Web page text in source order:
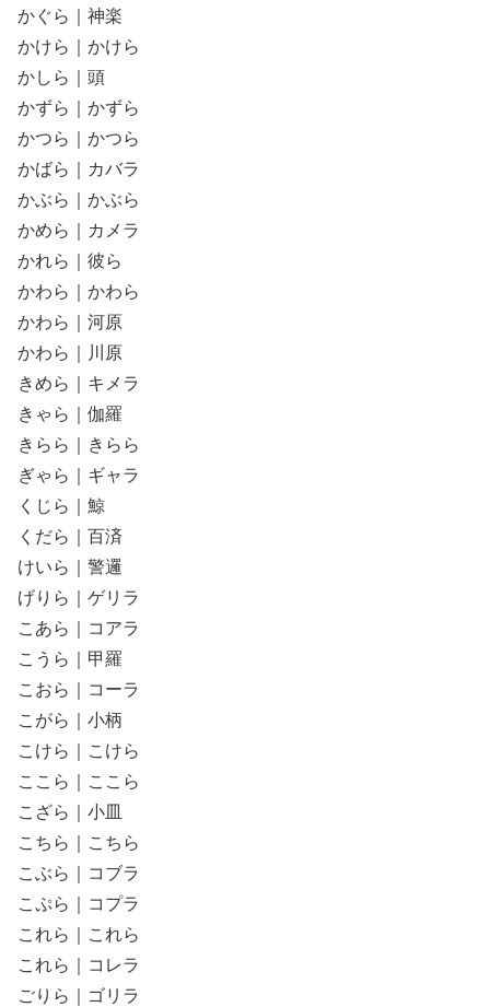
かぐら｜神楽
かけら｜かけら
かしら｜頭
かずら｜かずら
かつら｜かつら
かばら｜カバラ
かぶら｜かぶら
かめら｜カメラ
かれら｜彼ら
かわら｜かわら
かわら｜河原
かわら｜川原
きめら｜キメラ
きゃら｜伽羅
きらら｜きらら
ぎゃら｜ギャラ
くじら｜鯨
くだら｜百済
けいら｜警邏
げりら｜ゲリラ
こあら｜コアラ
こうら｜甲羅
こおら｜コーラ
こがら｜小柄
こけら｜こけら
ここら｜ここら
こざら｜小皿
こちら｜こちら
こぶら｜コブラ
こぷら｜コプラ
これら｜これら
これら｜コレラ
ごりら｜ゴリラ